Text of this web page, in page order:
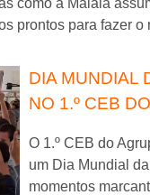
como a Malala
prontos para fazer
DIA MUNDIAL
NO 1.º CEB
O 1.º CEB do
um Dia Mundial
momentos